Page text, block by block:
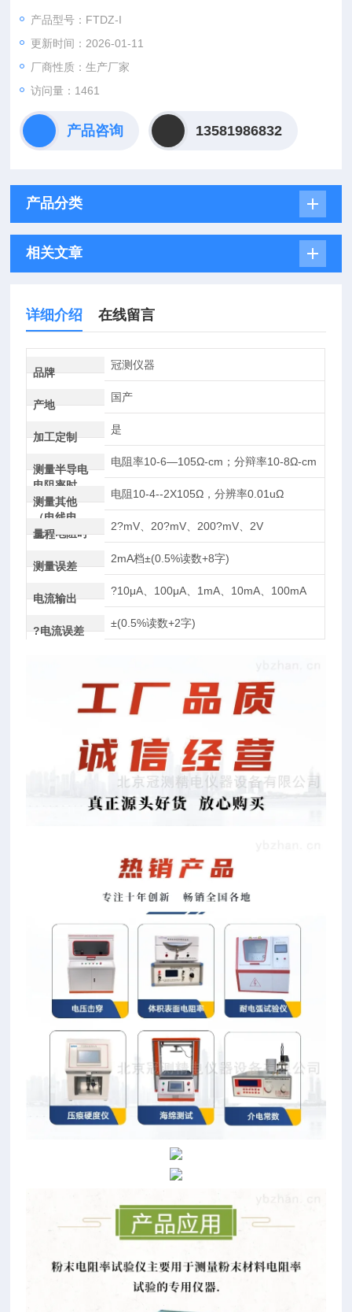
测试及对比.仪器由主机、测试架两大部分组成。
产品型号：FTDZ-I
更新时间：2026-01-11
厂商性质：生产厂家
访问量：1461
产品咨询 13581986832
产品分类
相关文章
详细介绍 在线留言
品牌
冠测仪器
产地
国产
加工定制
是
测量半导电
电阻率时
电阻率10-6—105Ω-cm；分辩率10-8Ω-cm
测量其他
（电线电
缆）电阻时
电阻10-4--2X105Ω，分辨率0.01uΩ
量程
2?mV、20?mV、200?mV、2V
测量误差
2mA档±(0.5%读数+8字)
电流输出
?10μA、100μA、1mA、10mA、100mA
?电流误差
±(0.5%读数+2字)